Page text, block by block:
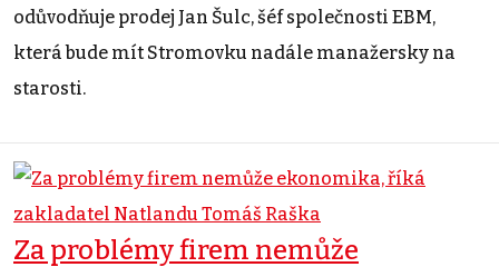
odůvodňuje prodej Jan Šulc, šéf společnosti EBM,
která bude mít Stromovku nadále manažersky na
starosti.
Za problémy firem nemůže